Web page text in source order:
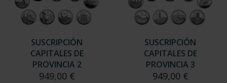
SUSCRIPCIÓN
CAPITALES DE
PROVINCIA 2
949,00 €
SUSCRIPCIÓN
CAPITALES DE
PROVINCIA 3
949,00 €